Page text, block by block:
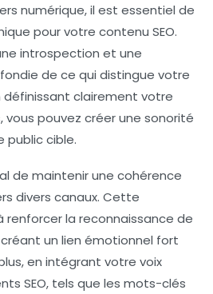
numérique, il est essentiel de
pour votre contenu SEO.
introspection et une
de ce qui distingue votre
définissant clairement votre
, vous pouvez créer une sonorité
public cible.
de maintenir une cohérence
divers canaux. Cette
renforcer la reconnaissance de
un lien émotionnel fort
en intégrant votre voix
SEO, tels que les mots-clés